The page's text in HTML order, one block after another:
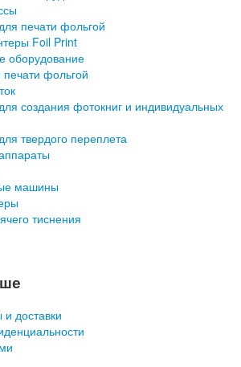
печати фольгой
Foil Print
оборудование
фольгой
создания фотокниг и индивидуальных
твердого переплета
машины
тиснения
доставки